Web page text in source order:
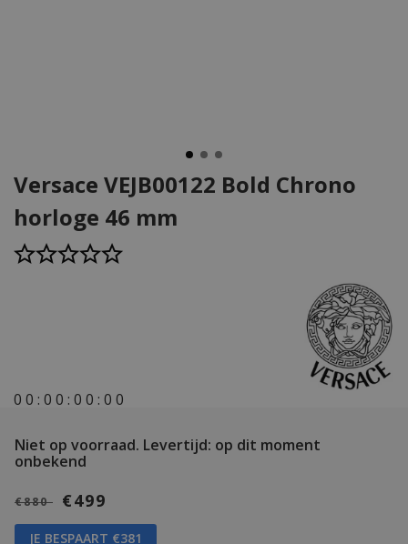
Versace VEJB00122 Bold Chrono
horloge 46 mm
0 0 : 0 0 : 0 0 : 0 0
Niet op voorraad. Levertijd: op dit moment
onbekend
€880 €499
JE BESPAART €381